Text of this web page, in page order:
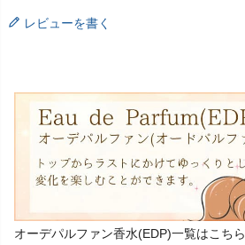
レビューを書く
オーデパルファン香水(EDP)一覧はこちら